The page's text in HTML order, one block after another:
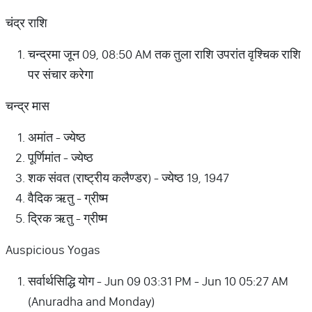
चंद्र राशि
चन्द्रमा जून 09, 08:50 AM तक तुला राशि उपरांत वृश्चिक राशि
पर संचार करेगा
चन्द्र मास
अमांत - ज्येष्ठ
पूर्णिमांत - ज्येष्ठ
शक संवत (राष्ट्रीय कलैण्डर) - ज्येष्ठ 19, 1947
वैदिक ऋतु - ग्रीष्म
द्रिक ऋतु - ग्रीष्म
Auspicious Yogas
सर्वार्थसिद्धि योग - Jun 09 03:31 PM - Jun 10 05:27 AM
(Anuradha and Monday)